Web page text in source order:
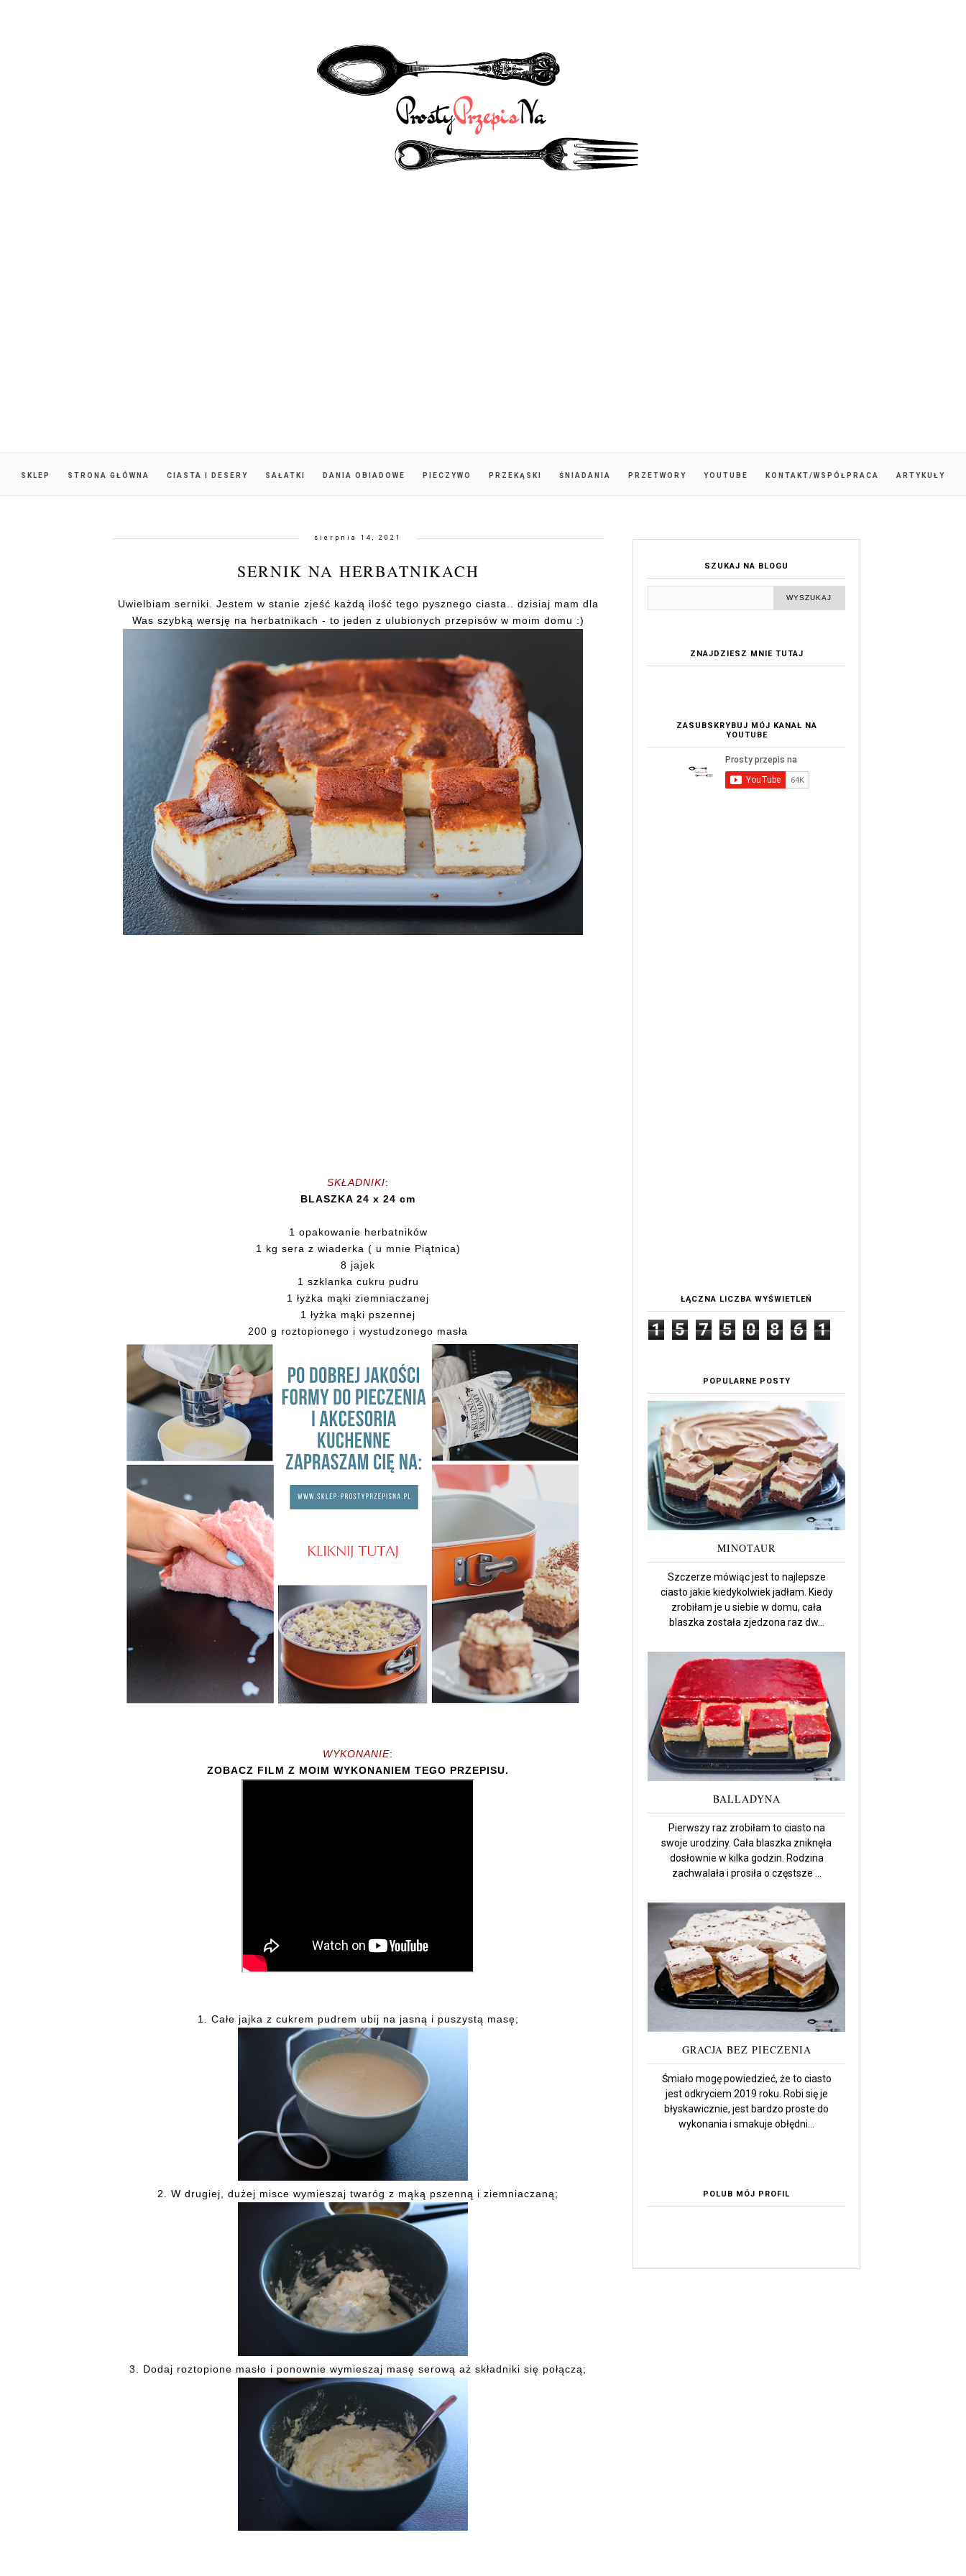
SKLEP STRONA GŁÓWNA CIASTA I DESERY SAŁATKI DANIA OBIADOWE PIECZYWO PRZEKĄSKI ŚNIADANIA PRZETWORY YOUTUBE KONTAKT/WSPÓŁPRACA ARTYKUŁY
sierpnia 14, 2021
SERNIK NA HERBATNIKACH
Uwielbiam serniki. Jestem w stanie zjeść każdą ilość tego pysznego ciasta.. dzisiaj mam dla
Was szybką wersję na herbatnikach - to jeden z ulubionych przepisów w moim domu :)
SKŁADNIKI:
BLASZKA 24 x 24 cm
1 opakowanie herbatników
1 kg sera z wiaderka ( u mnie Piątnica)
8 jajek
1 szklanka cukru pudru
1 łyżka mąki ziemniaczanej
1 łyżka mąki pszennej
200 g roztopionego i wystudzonego masła
WYKONANIE:
ZOBACZ FILM Z MOIM WYKONANIEM TEGO PRZEPISU.
1. Całe jajka z cukrem pudrem ubij na jasną i puszystą masę;
2.W drugiej, dużej misce wymieszaj twaróg z mąką pszenną i ziemniaczaną;
3. Dodaj roztopione masło i ponownie wymieszaj masę serową aż składniki się połączą;
SZUKAJ NA BLOGU
ZNAJDZIESZ MNIE TUTAJ
ZASUBSKRYBUJ MÓJ KANAŁ NA
YOUTUBE
ŁĄCZNA LICZBA WYŚWIETLEŃ
1 5 7 5 0 8 6 1
POPULARNE POSTY
MINOTAUR
Szczerze mówiąc jest to najlepsze
ciasto jakie kiedykolwiek jadłam. Kiedy
zrobiłam je u siebie w domu, cała
blaszka została zjedzona raz dw...
BALLADYNA
Pierwszy raz zrobiłam to ciasto na
swoje urodziny. Cała blaszka zniknęła
dosłownie w kilka godzin. Rodzina
zachwalała i prosiła o częstsze ...
GRACJA BEZ PIECZENIA
Śmiało mogę powiedzieć, że to ciasto
jest odkryciem 2019 roku. Robi się je
błyskawicznie, jest bardzo proste do
wykonania i smakuje obłędni...
POLUB MÓJ PROFIL